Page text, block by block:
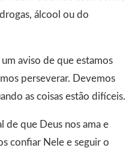
álcool ou do
aviso de que estamos
perseverar. Devemos
as coisas estão difíceis.
de que Deus nos ama e
confiar Nele e seguir o